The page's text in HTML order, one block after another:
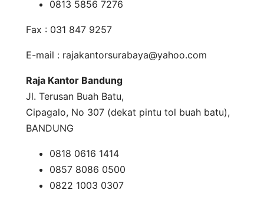
0813 5856 7276
Fax : 031 847 9257
E-mail : rajakantorsurabaya@yahoo.com
Raja Kantor Bandung
Jl. Terusan Buah Batu,
Cipagalo, No 307 (dekat pintu tol buah batu),
BANDUNG
0818 0616 1414
0857 8086 0500
0822 1003 0307